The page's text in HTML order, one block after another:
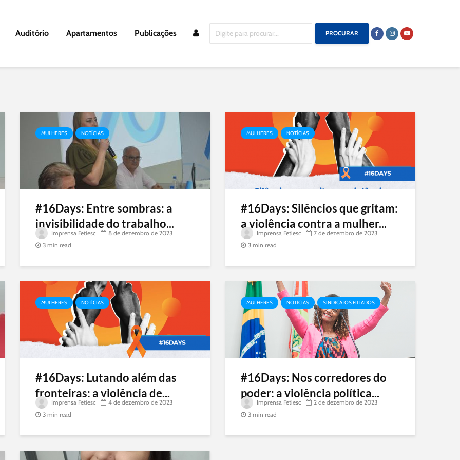
Auditório Apartamentos Publicações PROCURAR
MULHERES NOTÍCIAS
#16Days: Entre sombras: a
invisibilidade do trabalho...
Imprensa Fetiesc
8 de dezembro de 2023
3 min read
MULHERES NOTÍCIAS
#16Days: Silêncios que gritam:
a violência contra a mulher...
Imprensa Fetiesc
7 de dezembro de 2023
3 min read
MULHERES NOTÍCIAS
#16Days: Lutando além das
fronteiras: a violência de...
Imprensa Fetiesc
4 de dezembro de 2023
3 min read
MULHERES NOTÍCIAS SINDICATOS FILIADOS
#16Days: Nos corredores do
poder: a violência política...
Imprensa Fetiesc
2 de dezembro de 2023
3 min read